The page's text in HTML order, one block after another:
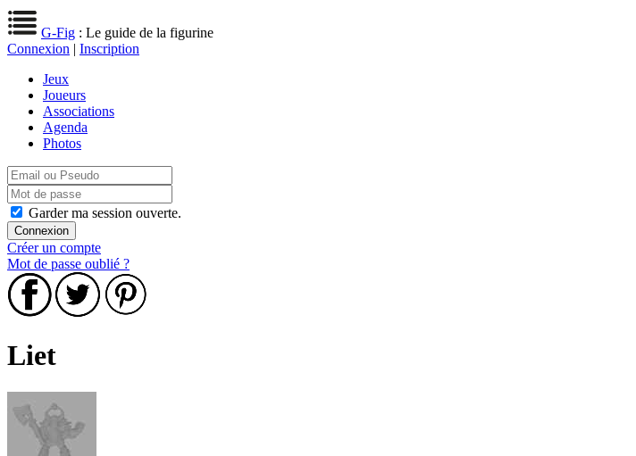
G-Fig : Le guide de la figurine
Connexion | Inscription
Jeux
Joueurs
Associations
Agenda
Photos
Garder ma session ouverte.
Créer un compte
Mot de passe oublié ?
Liet